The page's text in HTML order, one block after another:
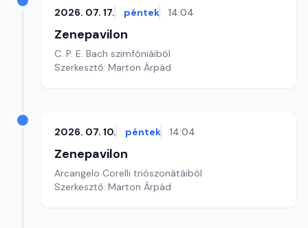
2026. 07. 17. péntek 14:04
Zenepavilon
C. P. E. Bach szimfóniáiból
Szerkesztő: Marton Árpád
2026. 07. 10. péntek 14:04
Zenepavilon
Arcangelo Corelli triószonátáiból
Szerkesztő: Marton Árpád